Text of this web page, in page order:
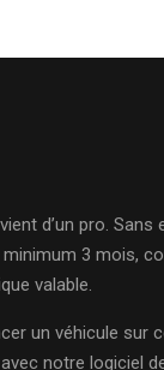
d’un pro.
3 mois,
valable.
un véhicule sur
notre logiciel